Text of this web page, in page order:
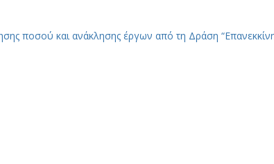
ποσού και ανάκλησης έργων από τη Δράση